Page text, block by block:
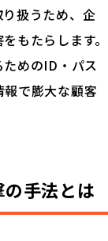
扱うため、企
もたらします。
めのID・パス
で膨大な顧客
手法とは